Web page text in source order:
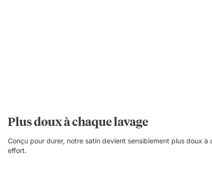
Plus doux à chaque lavage
Conçu pour durer, notre satin devient sensiblement plus doux
effort.